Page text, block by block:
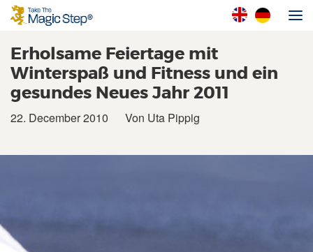
Erholsame Feiertage mit
Winterspaß und Fitness und ein
gesundes Neues Jahr 2011
22. December 2010 Von Uta Pippig